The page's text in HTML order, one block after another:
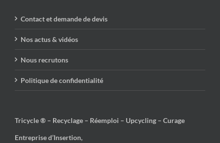
Contact et demande de devis
Nos actus & vidéos
Nous recrutons
Politique de confidentialité
Tricycle ® – Recyclage – Réemploi – Upcycling – Curage
Entreprise d’Insertion,